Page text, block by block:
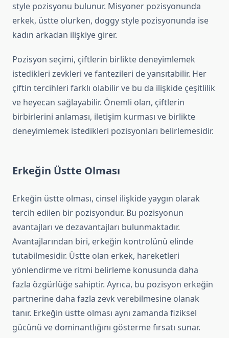
style pozisyonu bulunur. Misyoner pozisyonunda
erkek, üstte olurken, doggy style pozisyonunda ise
kadın arkadan ilişkiye girer.
Pozisyon seçimi, çiftlerin birlikte deneyimlemek
istedikleri zevkleri ve fantezileri de yansıtabilir. Her
çiftin tercihleri farklı olabilir ve bu da ilişkide çeşitlilik
ve heyecan sağlayabilir. Önemli olan, çiftlerin
birbirlerini anlaması, iletişim kurması ve birlikte
deneyimlemek istedikleri pozisyonları belirlemesidir.
Erkeğin Üstte Olması
Erkeğin üstte olması, cinsel ilişkide yaygın olarak
tercih edilen bir pozisyondur. Bu pozisyonun
avantajları ve dezavantajları bulunmaktadır.
Avantajlarından biri, erkeğin kontrolünü elinde
tutabilmesidir. Üstte olan erkek, hareketleri
yönlendirme ve ritmi belirleme konusunda daha
fazla özgürlüğe sahiptir. Ayrıca, bu pozisyon erkeğin
partnerine daha fazla zevk verebilmesine olanak
tanır. Erkeğin üstte olması aynı zamanda fiziksel
gücünü ve dominantlığını gösterme fırsatı sunar.